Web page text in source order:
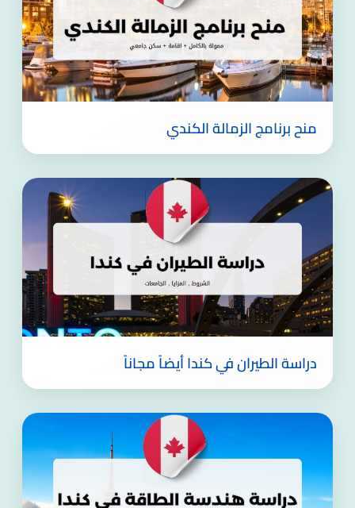
منح برنامج الزمالة الكندي
دراسة الطيران في كندا أيضاً مجاناً